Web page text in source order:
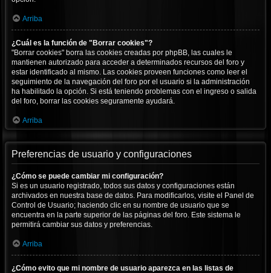
Arriba
¿Cuál es la función de "Borrar cookies"?
"Borrar cookies" borra las cookies creadas por phpBB, las cuales le
mantienen autorizado para acceder a determinados recursos del foro y
estar identificado al mismo. Las cookies proveen funciones como leer el
seguimiento de la navegación del foro por el usuario si la administración
ha habilitado la opción. Si está teniendo problemas con el ingreso o salida
del foro, borrar las cookies seguramente ayudará.
Arriba
Preferencias de usuario y configuraciones
¿Cómo se puede cambiar mi configuración?
Si es un usuario registrado, todos sus datos y configuraciones están
archivados en nuestra base de datos. Para modificarlos, visite el Panel de
Control de Usuario; haciendo clic en su nombre de usuario que se
encuentra en la parte superior de las páginas del foro. Este sistema le
permitirá cambiar sus datos y preferencias.
Arriba
¿Cómo evito que mi nombre de usuario aparezca en las listas de